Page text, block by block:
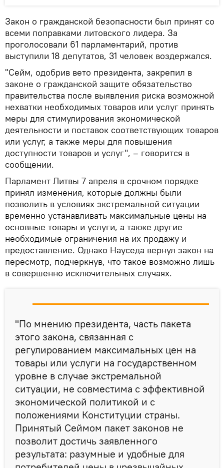
Закон о гражданской безопасности был принят со
всеми поправками литовского лидера. За
проголосовали 61 парламентарий, против
выступили 18 депутатов, 31 человек воздержался.
"Сейм, одобрив вето президента, закрепил в
законе о гражданской защите обязательство
правительства после выявления риска возможной
нехватки необходимых товаров или услуг принять
меры для стимулирования экономической
деятельности и поставок соответствующих товаров
или услуг, а также меры для повышения
доступности товаров и услуг", – говорится в
сообщении.
Парламент Литвы 7 апреля в срочном порядке
принял изменения, которые должны были
позволить в условиях экстремальной ситуации
временно устанавливать максимальные цены на
основные товары и услуги, а также другие
необходимые ограничения на их продажу и
предоставление. Однако Науседа вернул закон на
пересмотр, подчеркнув, что такое возможно лишь
в совершенно исключительных случаях.
"По мнению президента, часть пакета
этого закона, связанная с
регулированием максимальных цен на
товары или услуги на государственном
уровне в случае экстремальной
ситуации, не совместима с эффективной
экономической политикой и с
положениями Конституции страны.
Принятый Сеймом пакет законов не
позволит достичь заявленного
результата: разумные и удобные для